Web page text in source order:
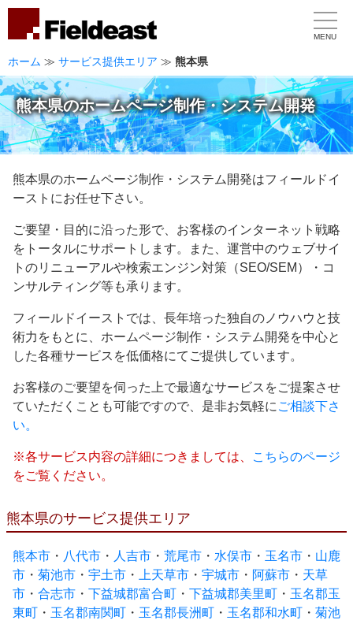
MENU
ホーム ≫ サービス提供エリア ≫ 熊本県
熊本県のホームページ制作・システム開発
熊本県のホームページ制作・システム開発はフィールドイ
ーストにお任せ下さい。
ご要望・目的に沿った形で、お客様のインターネット戦略
をトータルにサポートします。また、運営中のウェブサイ
トのリニューアルや検索エンジン対策（SEO/SEM）・コ
ンサルティング等も承ります。
フィールドイーストでは、長年培った独自のノウハウと技
術力をもとに、ホームページ制作・システム開発を中心と
した各種サービスを低価格にてご提供しています。
お客様のご要望を伺った上で最適なサービスをご提案させ
ていただくことも可能ですので、是非お気軽に ご相談下さ
い。
※各サービス内容の詳細につきましては、
こちらのページ
をご覧ください。
熊本県のサービス提供エリア
熊本市 ・ 八代市 ・ 人吉市 ・ 荒尾市 ・ 水俣市 ・ 玉名市 ・ 山鹿
市 ・ 菊池市 ・ 宇土市 ・ 上天草市 ・ 宇城市 ・ 阿蘇市 ・ 天草
市 ・ 合志市 ・ 下益城郡富合町 ・ 下益城郡美里町 ・ 玉名郡玉
東町 ・ 玉名郡南関町 ・ 玉名郡長洲町 ・ 玉名郡和水町 ・ 菊池